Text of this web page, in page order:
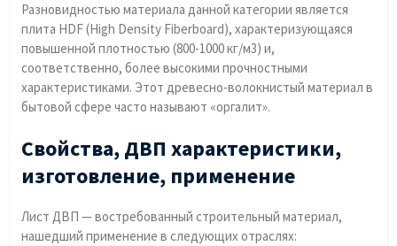
Разновидностью материала данной категории является
плита HDF (High Density Fiberboard), характеризующаяся
повышенной плотностью (800-1000 кг/м3) и,
соответственно, более высокими прочностными
характеристиками. Этот древесно-волокнистый материал в
бытовой сфере часто называют «оргалит».
Свойства, ДВП характеристики,
изготовление, применение
Лист ДВП — востребованный строительный материал,
нашедший применение в следующих отраслях: